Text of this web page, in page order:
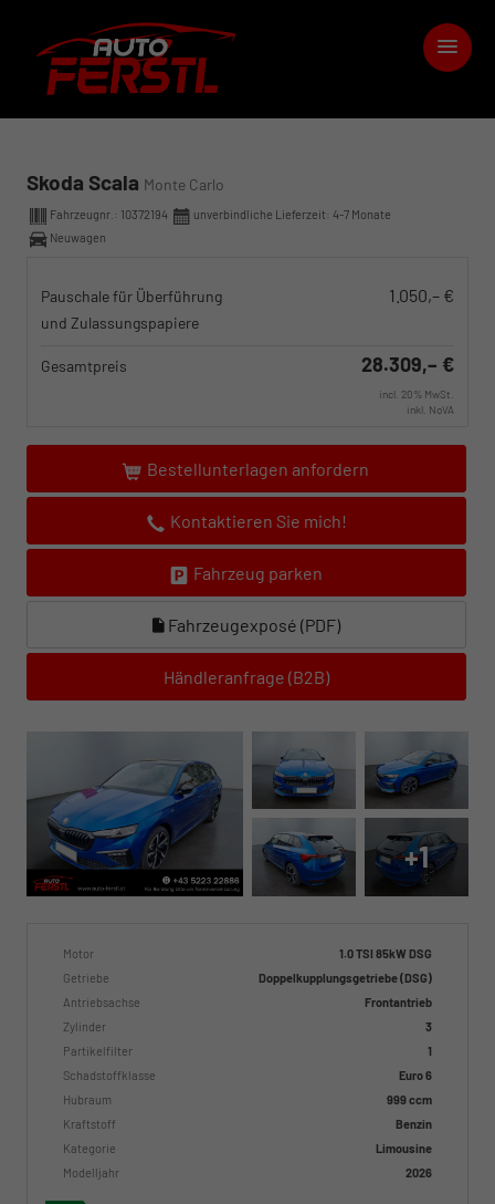
Skoda Scala Monte Carlo
Fahrzeugnr.: 10372194
unverbindliche Lieferzeit: 4-7 Monate
Neuwagen
Pauschale für Überführung
und Zulassungspapiere
1.050,– €
Gesamtpreis 28.309,– €
incl. 20% MwSt.
inkl. NoVA
Bestellunterlagen anfordern
Kontaktieren Sie mich!
Fahrzeug parken
Fahrzeugexposé (PDF)
Händleranfrage (B2B)
+1
Motor
1.0 TSI 85kW DSG
Getriebe
Doppelkupplungsgetriebe (DSG)
Antriebsachse
Frontantrieb
Zylinder
3
Partikelfilter
1
Schadstoffklasse
Euro 6
Hubraum
999 ccm
Kraftstoff
Benzin
Kategorie
Limousine
Modelljahr
2026